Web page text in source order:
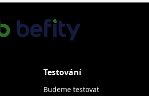
Testování
Budeme testovat